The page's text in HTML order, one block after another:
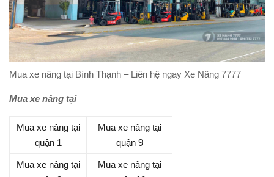
Mua xe nâng tại Bình Thạnh – Liên hệ ngay Xe Nâng 7777
Mua xe nâng tại
Mua xe nâng tại
quận 1
Mua xe nâng tại
quận 9
Mua xe nâng tại
Mua xe nâng tại